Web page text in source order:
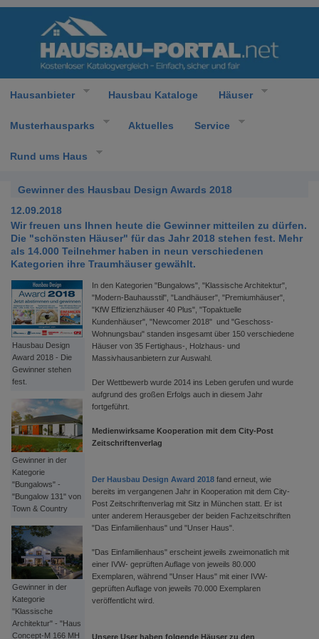
Hausanbieter Hausbau Kataloge Häuser
Musterhausparks Aktuelles Service
Rund ums Haus
Gewinner des Hausbau Design Awards 2018
12.09.2018
Wir freuen uns Ihnen heute die Gewinner mitteilen zu dürfen.
Die "schönsten Häuser" für das Jahr 2018 stehen fest. Mehr
als 14.000 Teilnehmer haben in neun verschiedenen
Kategorien ihre Traumhäuser gewählt.
Hausbau Design
Award 2018 - Die
Gewinner stehen
fest.
Gewinner in der
Kategorie
"Bungalows" -
"Bungalow 131" von
Town & Country
Gewinner in der
Kategorie
"Klassische
Architektur" - "Haus
Concept-M 166 MH
In den Kategorien "Bungalows", "Klassische Architektur",
"Modern-Bauhausstil", "Landhäuser", "Premiumhäuser",
"KfW Effizienzhäuser 40 Plus", "Topaktuelle
Kundenhäuser", "Newcomer 2018" und "Geschoss-
Wohnungsbau" standen insgesamt über 150 verschiedene
Häuser von 35 Fertighaus-, Holzhaus- und
Massivhausanbietern zur Auswahl.
Der Wettbewerb wurde 2014 ins Leben gerufen und wurde
aufgrund des großen Erfolgs auch in diesem Jahr
fortgeführt.
Medienwirksame Kooperation mit dem City-Post
Zeitschriftenverlag
Der Hausbau Design Award 2018 fand erneut, wie
bereits im vergangenen Jahr in Kooperation mit dem City-
Post Zeitschriftenverlag mit Sitz in München statt. Er ist
unter anderem Herausgeber der beiden Fachzeitschriften
"Das Einfamilienhaus" und "Unser Haus".
"Das Einfamilienhaus" erscheint jeweils zweimonatlich mit
einer IVW- geprüften Auflage von jeweils 80.000
Exemplaren, während "Unser Haus" mit einer IVW-
geprüften Auflage von jeweils 70.000 Exemplaren
veröffentlicht wird.
Unsere User haben folgende Häuser zu den